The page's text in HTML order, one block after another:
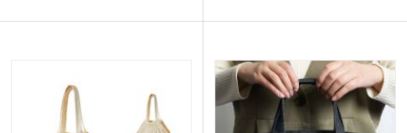
カラーは定番色からカラフル色まで12種
ッグなど幅広く活用いただけます。
印刷は1色印刷、フルカラー印刷からお
ルティの作成が可能です。美容関係・リ
ラクゼーション・ネイルサロンの開店記
念や周年記念・キャンペーンにおすすめ
です。